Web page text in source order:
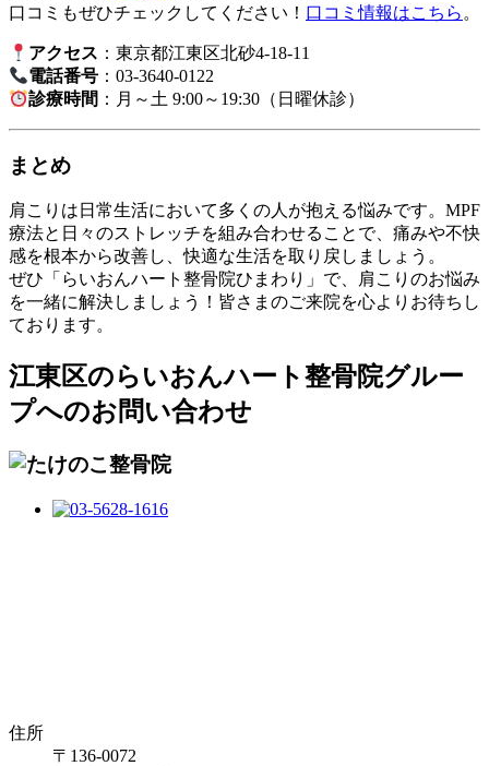
口コミもぜひチェックしてください！ 口コミ情報はこちら 。
アクセス ：東京都江東区北砂4-18-11
電話番号 ：03-3640-0122
診療時間 ：月～土 9:00～19:30（日曜休診）
まとめ
肩こりは日常生活において多くの人が抱える悩みです。MPF
療法と日々のストレッチを組み合わせることで、痛みや不快
感を根本から改善し、快適な生活を取り戻しましょう。
ぜひ「らいおんハート整骨院ひまわり」で、肩こりのお悩み
を一緒に解決しましょう！皆さまのご来院を心よりお待ちし
ております。
江東区のらいおんハート整骨院グルー
プへのお問い合わせ
住所
〒136-0072